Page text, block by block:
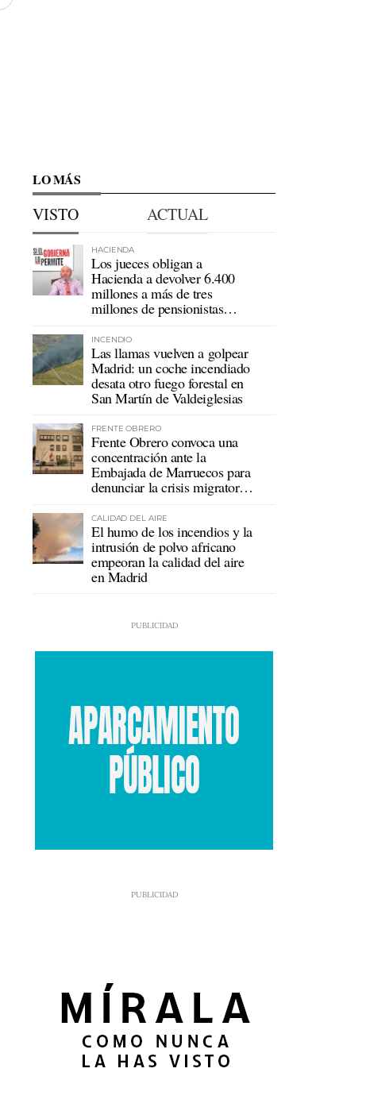
LO MÁS
VISTO ACTUAL
HACIENDA
Los jueces obligan a
Hacienda a devolver 6.400
millones a más de tres
millones de pensionistas
INCENDIO
Las llamas vuelven a golpear
Madrid: un coche incendiado
desata otro fuego forestal en
San Martín de Valdeiglesias
FRENTE OBRERO
Frente Obrero convoca una
concentración ante la
Embajada de Marruecos para
denunciar la crisis migratoria
CALIDAD DEL AIRE
El humo de los incendios y la
intrusión de polvo africano
empeoran la calidad del aire
en Madrid